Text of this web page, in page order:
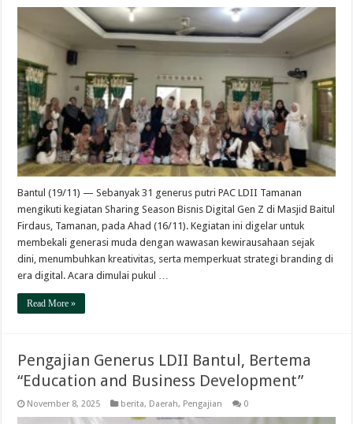
Bantul (19/11) — Sebanyak 31 generus putri PAC LDII Tamanan
mengikuti kegiatan Sharing Season Bisnis Digital Gen Z di Masjid Baitul
Firdaus, Tamanan, pada Ahad (16/11). Kegiatan ini digelar untuk
membekali generasi muda dengan wawasan kewirausahaan sejak
dini, menumbuhkan kreativitas, serta memperkuat strategi branding di
era digital. Acara dimulai pukul …
Read More »
Pengajian Generus LDII Bantul, Bertema
“Education and Business Development”
November 8, 2025 berita, Daerah, Pengajian 0